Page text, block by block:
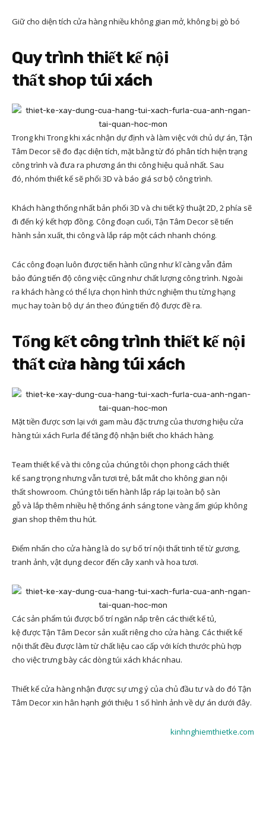
Giữ cho diện tích cửa hàng nhiều không gian mở, không bị gò bó
Quy trình thiết kế nội
thất shop túi xách
Trong khi Trong khi xác nhận dự định và làm việc với chủ dự án, Tận
Tâm Decor sẽ đo đạc diện tích, mặt bằng từ đó phân tích hiện trạng
công trình và đưa ra phương án thi công hiệu quả nhất. Sau
đó, nhóm thiết kế sẽ phối 3D và báo giá sơ bộ công trình.
Khách hàng thống nhất bản phối 3D và chi tiết kỹ thuật 2D, 2 phía sẽ
đi đến ký kết hợp đồng. Công đoạn cuối, Tận Tâm Decor sẽ tiến
hành sản xuất, thi công và lắp ráp một cách nhanh chóng.
Các công đoạn luôn được tiến hành cũng như kĩ càng vẫn đảm
bảo đúng tiến độ công việc cũng như chất lượng công trình. Ngoài
ra khách hàng có thể lựa chọn hình thức nghiệm thu từng hạng
mục hay toàn bộ dự án theo đúng tiến độ được đề ra.
Tổng kết công trình thiết kế nội
thất cửa hàng túi xách
Mặt tiền được sơn lại với gam màu đặc trưng của thương hiệu cửa
hàng túi xách Furla để tăng độ nhận biết cho khách hàng.
Team thiết kế và thi công của chúng tôi chọn phong cách thiết
kế sang trọng nhưng vẫn tươi trẻ, bắt mắt cho không gian nội
thất showroom. Chúng tôi tiến hành lắp ráp lại toàn bộ sàn
gỗ và lắp thêm nhiều hệ thống ánh sáng tone vàng ấm giúp không
gian shop thêm thu hút.
Điểm nhấn cho cửa hàng là do sự bố trí nội thất tinh tế từ gương,
tranh ảnh, vật dụng decor đến cây xanh và hoa tươi.
Các sản phẩm túi được bố trí ngăn nắp trên các thiết kế tủ,
kệ được Tận Tâm Decor sản xuất riêng cho cửa hàng. Các thiết kế
nội thất đều được làm từ chất liệu cao cấp với kích thước phù hợp
cho việc trưng bày các dòng túi xách khác nhau.
Thiết kế cửa hàng nhận được sự ưng ý của chủ đầu tư và do đó Tận
Tâm Decor xin hân hạnh giới thiệu 1 số hình ảnh về dự án dưới đây.
kinhnghiemthietke.com